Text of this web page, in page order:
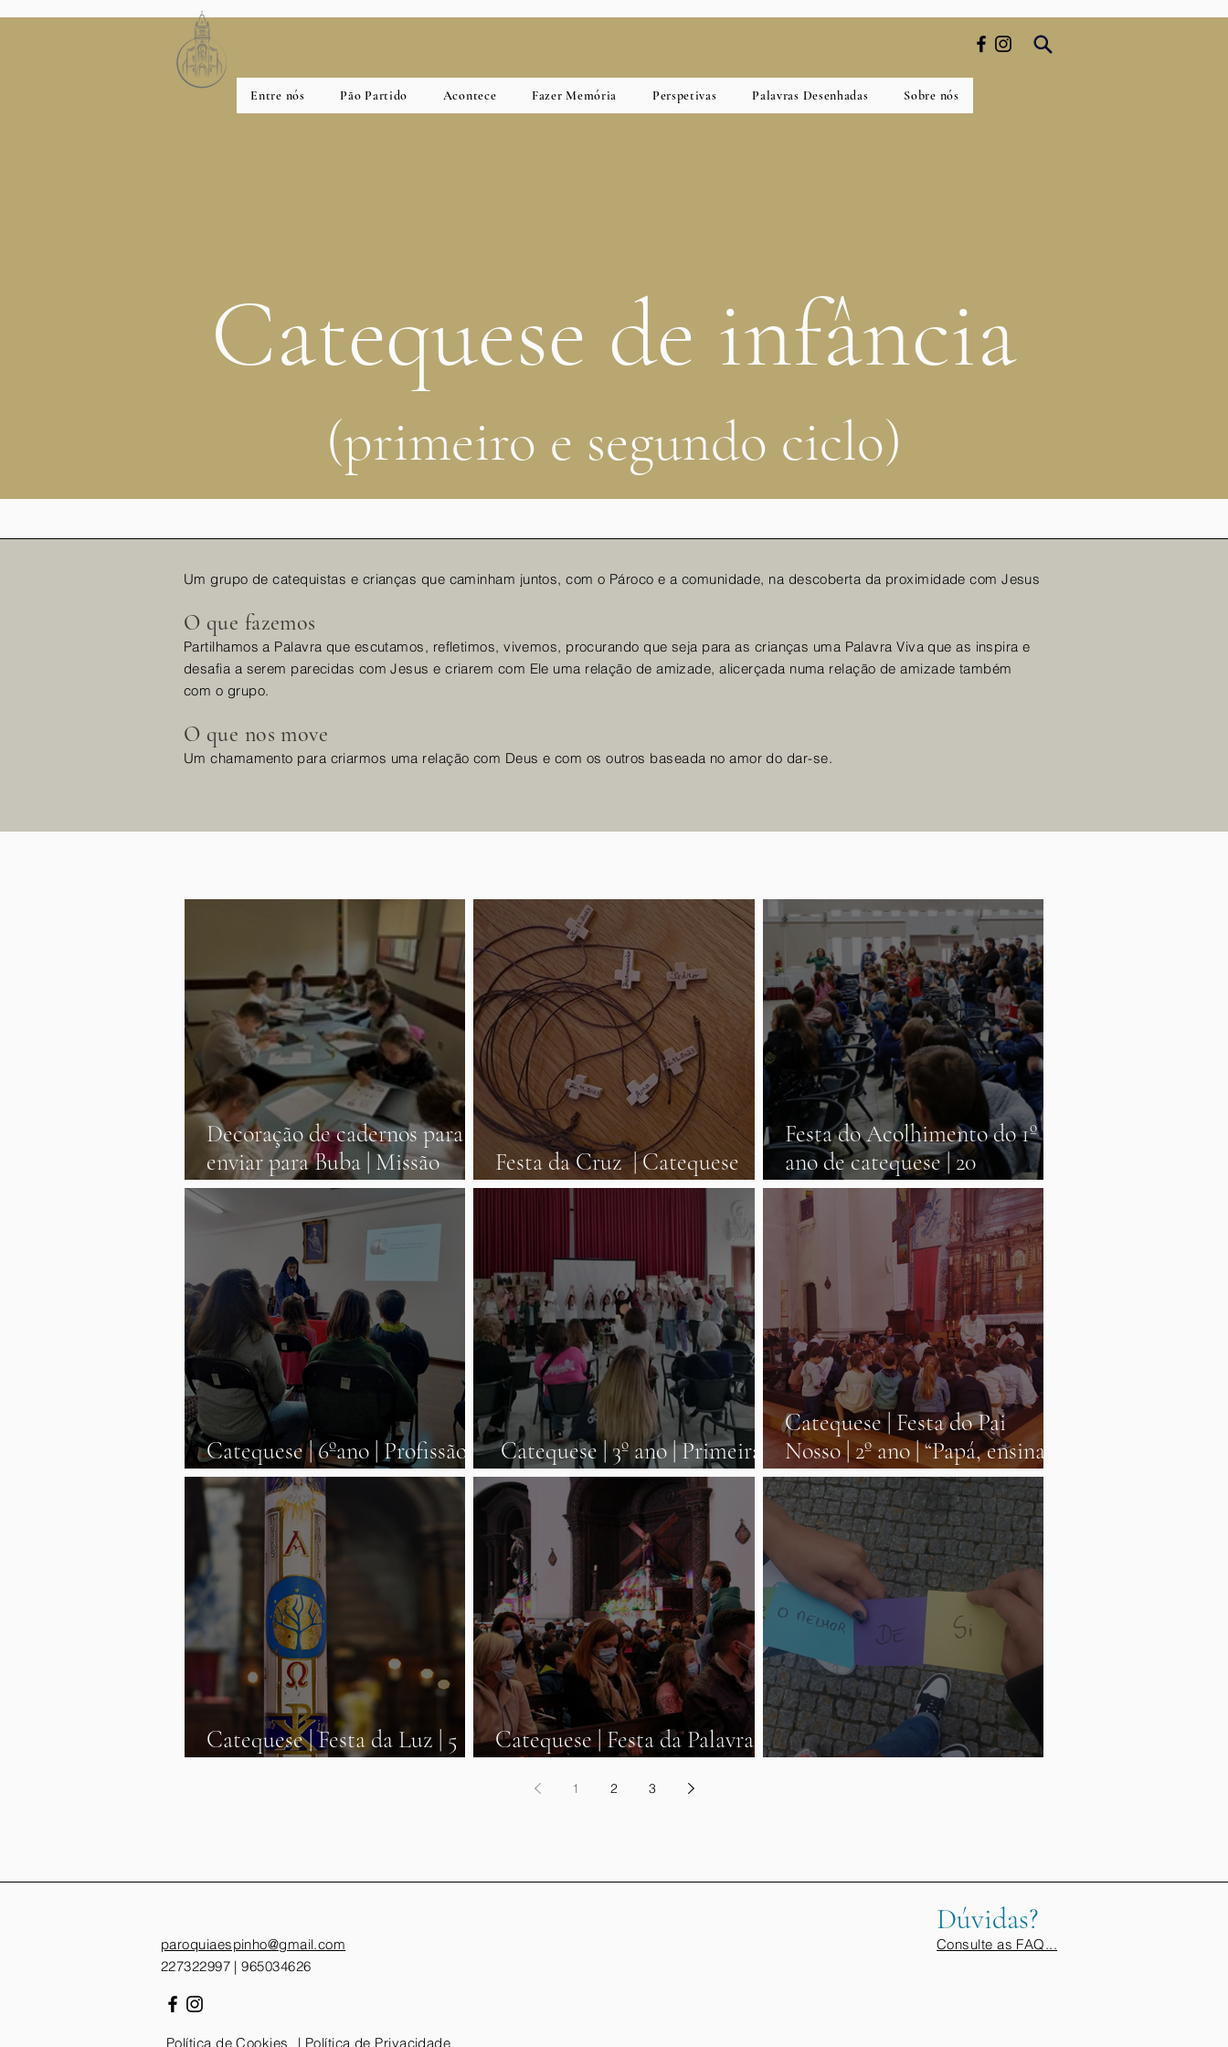
Entre nós Pão Partido Acontece Fazer Memória Perspetivas Palavras Desenhadas Sobre nós
Catequese de infância
(primeiro e segundo ciclo)
Um grupo de catequistas e crianças que caminham juntos, com o Pároco e a comunidade, na descoberta da proximidade com Jesus
O que fazemos
Partilhamos a Palavra que escutamos, refletimos, vivemos, procurando que seja para as crianças uma Palavra Viva que as inspira e
desafia a serem parecidas com Jesus e criarem com Ele uma relação de amizade, alicerçada numa relação de amizade também
com o grupo.
O que nos move
Um chamamento para criarmos uma relação com Deus e com os outros baseada no amor do dar-se.
Decoração de cadernos para
enviar para Buba | Missão
Casa fiz do mundo | maio
Festa da Cruz | Catequese
1ºano | 26 novembro
Festa do Acolhimento do 1º
ano de catequese | 20
novembro
Catequese | 6ºano | Profissão
de Fé
Catequese | 3º ano | Primeira
Comunhão
Catequese | Festa do Pai
Nosso | 2º ano | “Papá, ensinas-
me a rezar?” | 7 maio
Catequese | Festa da Luz | 5
Catequese | Festa da Palavra |
1 2 3
Dúvidas?
paroquiaespinho@gmail.com
227322997 | 965034626
Consulte as FAQ...
Política de Cookies | Política de Privacidade